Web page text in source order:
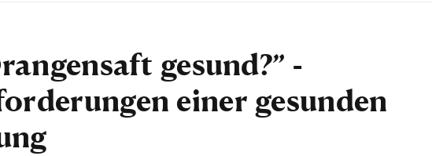
gesund?” -
einer gesunden